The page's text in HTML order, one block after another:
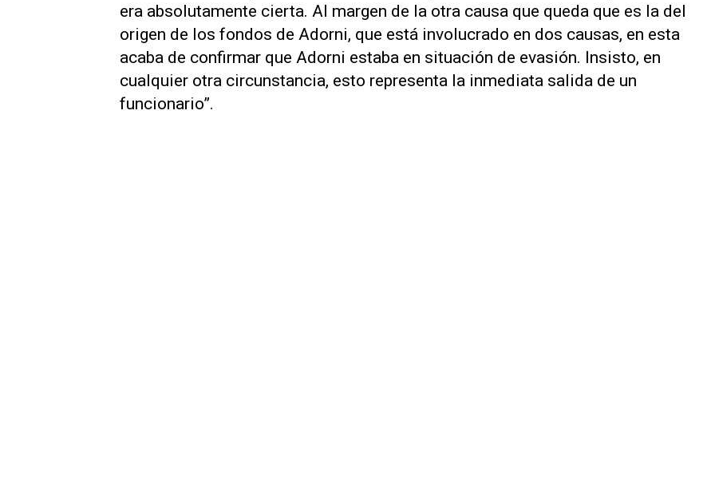
era absolutamente cierta. Al margen de la otra causa que queda que es la del
origen de los fondos de Adorni, que está involucrado en dos causas, en esta
acaba de confirmar que Adorni estaba en situación de evasión. Insisto, en
cualquier otra circunstancia, esto representa la inmediata salida de un
funcionario”.